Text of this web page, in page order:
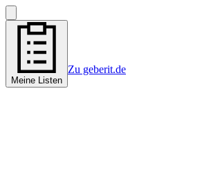
Meine Listen
Zu geberit.de